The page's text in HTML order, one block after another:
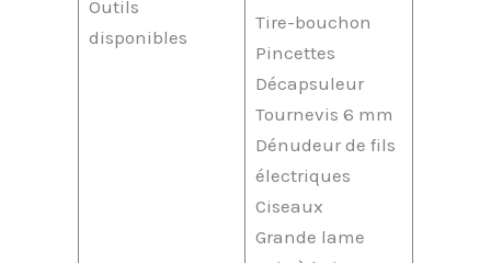
Outils
disponibles
Tire-bouchon
Pincettes
Décapsuleur
Tournevis 6 mm
Dénudeur de fils
électriques
Ciseaux
Grande lame